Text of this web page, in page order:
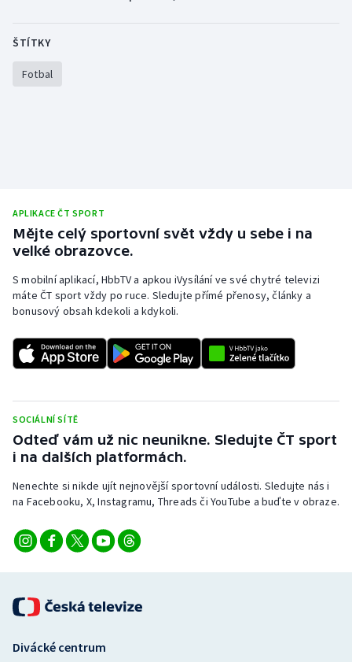
Veslování
ŠTÍTKY
Fotbal
APLIKACE ČT SPORT
Mějte celý sportovní svět vždy u sebe i na
velké obrazovce.
S mobilní aplikací, HbbTV a apkou iVysílání ve své chytré televizi
máte ČT sport vždy po ruce. Sledujte přímé přenosy, články a
bonusový obsah kdekoli a kdykoli.
SOCIÁLNÍ SÍTĚ
Odteď vám už nic neunikne. Sledujte ČT sport
i na dalších platformách.
Nenechte si nikde ujít nejnovější sportovní události. Sledujte nás i
na Facebooku, X, Instagramu, Threads či YouTube a buďte v obraze.
Divácké centrum